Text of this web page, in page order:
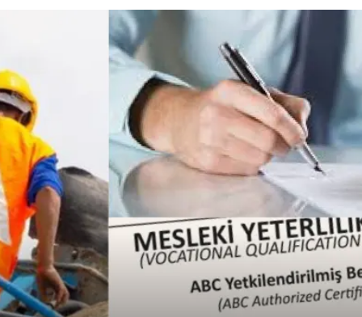
Telekomünikasyon
Ambalaj İthalat İhracat
Dernekler ve Birlikler